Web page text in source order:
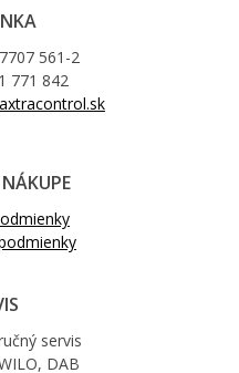
561-2
771 842
servis
DAB